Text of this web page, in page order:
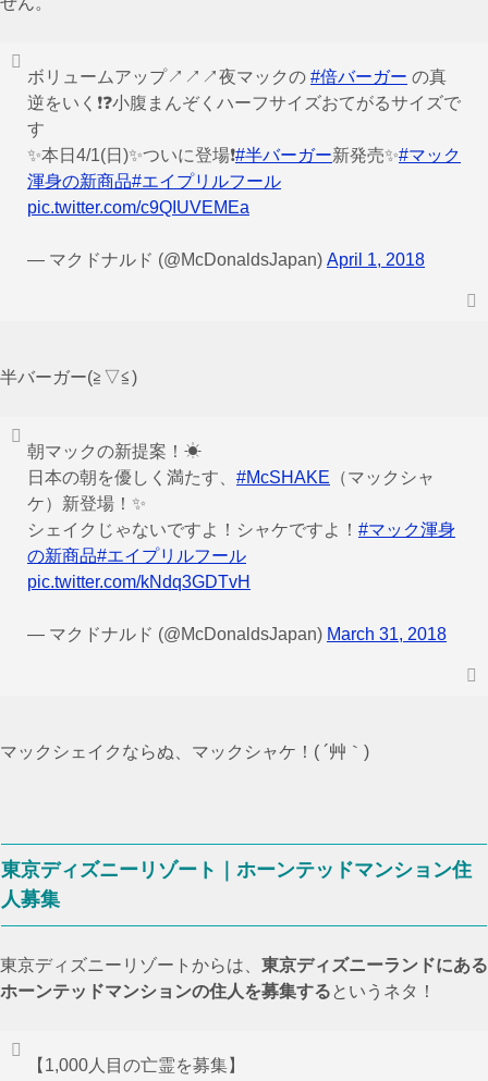
ボリュームアップ↗↗↗夜マックの #倍バーガー の真
逆をいく❗❓小腹まんぞくハーフサイズおてがるサイズで
す
✨本日4/1(日)✨ついに登場❗#半バーガー新発売✨#マック
渾身の新商品#エイプリルフール
pic.twitter.com/c9QIUVEMEa
— マクドナルド (@McDonaldsJapan) April 1, 2018
半バーガー(≧▽≦)
朝マックの新提案！☀
日本の朝を優しく満たす、 #McSHAKE （マックシャ
ケ）新登場！✨
シェイクじゃないですよ！シャケですよ！ #マック渾身
の新商品#エイプリルフール
pic.twitter.com/kNdq3GDTvH
— マクドナルド (@McDonaldsJapan) March 31, 2018
マックシェイクならぬ、マックシャケ！( ´艸｀)
東京ディズニーリゾート｜ホーンテッドマンション住
人募集
東京ディズニーリゾートからは、 東京ディズニーランドにある
ホーンテッドマンションの住人を募集する というネタ！
【1,000人目の亡霊を募集】